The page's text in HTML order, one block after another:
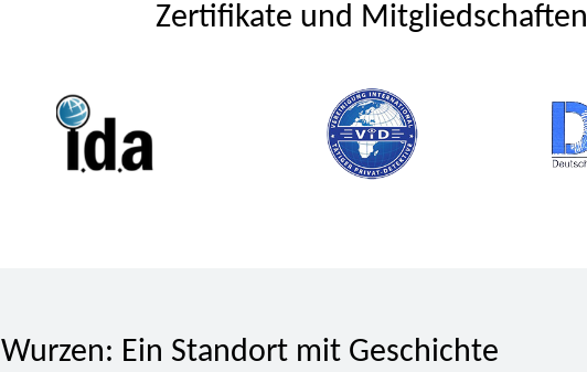
Zertifikate und Mitgliedschaften
Wurzen: Ein Standort mit Geschichte